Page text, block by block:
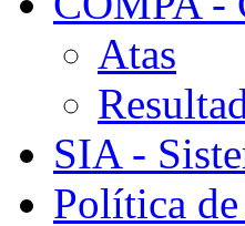
Atas
SIA -
Política